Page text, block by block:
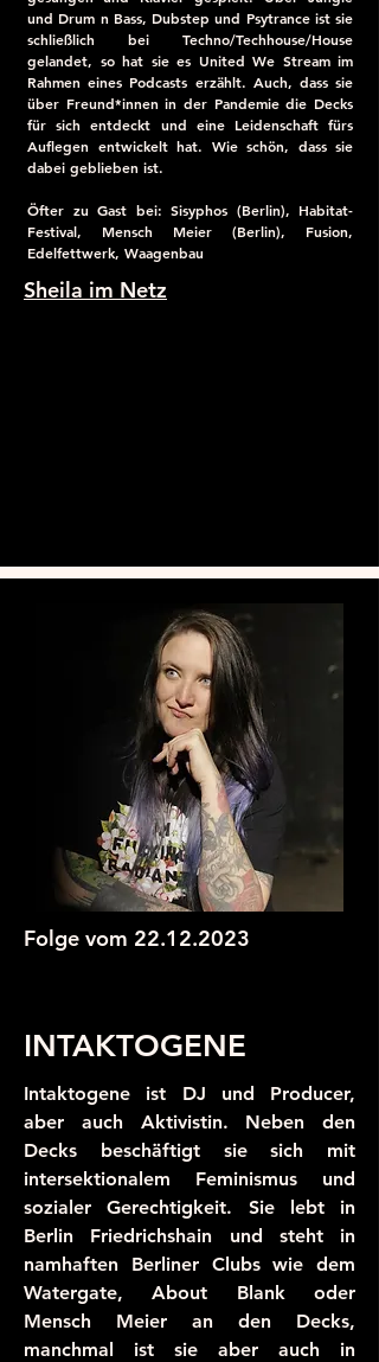
und Drum n Bass, Dubstep und Psytrance ist sie
schließlich bei Techno/Techhouse/House
gelandet, so hat sie es United We Stream im
Rahmen eines Podcasts erzählt. Auch, dass sie
über Freund*innen in der Pandemie die Decks
für sich entdeckt und eine Leidenschaft fürs
Auflegen entwickelt hat. Wie schön, dass sie
dabei geblieben ist.
Öfter zu Gast bei: Sisyphos (Berlin), Habitat-
Festival, Mensch Meier (Berlin), Fusion,
Edelfettwerk, Waagenbau
Sheila im Netz
Folge vom 22.12.2023
INTAKTOGENE
Intaktogene ist DJ und Producer,
aber auch Aktivistin. Neben den
Decks beschäftigt sie sich mit
intersektionalem Feminismus und
sozialer Gerechtigkeit. Sie lebt in
Berlin Friedrichshain und steht in
namhaften Berliner Clubs wie dem
Watergate, About Blank oder
Mensch Meier an den Decks,
manchmal ist sie aber auch in